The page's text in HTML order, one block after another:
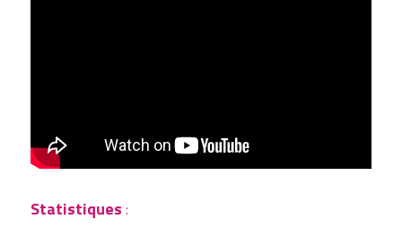
Statistiques :